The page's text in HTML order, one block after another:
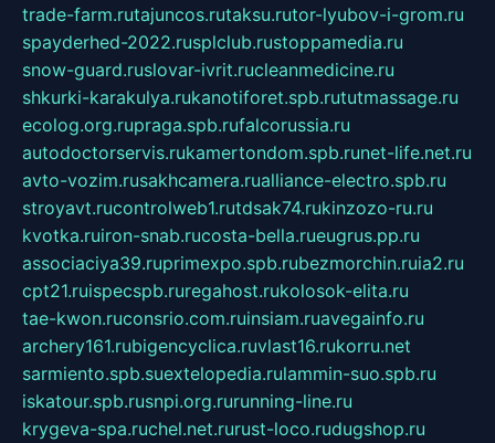
trade-farm.rutajuncos.rutaksu.rutor-lyubov-i-grom.ru
spayderhed-2022.rusplclub.rustoppamedia.ru
snow-guard.ruslovar-ivrit.rucleanmedicine.ru
shkurki-karakulya.rukanotiforet.spb.rututmassage.ru
ecolog.org.rupraga.spb.rufalcorussia.ru
autodoctorservis.rukamertondom.spb.runet-life.net.ru
avto-vozim.rusakhcamera.rualliance-electro.spb.ru
stroyavt.rucontrolweb1.rutdsak74.rukinzozo-ru.ru
kvotka.ruiron-snab.rucosta-bella.rueugrus.pp.ru
associaciya39.ruprimexpo.spb.rubezmorchin.ruia2.ru
cpt21.ruispecspb.ruregahost.rukolosok-elita.ru
tae-kwon.ruconsrio.com.ruinsiam.ruavegainfo.ru
archery161.rubigencyclica.ruvlast16.rukorru.net
sarmiento.spb.suextelopedia.rulammin-suo.spb.ru
iskatour.spb.rusnpi.org.rurunning-line.ru
krygeva-spa.ruchel.net.rurust-loco.rudugshop.ru